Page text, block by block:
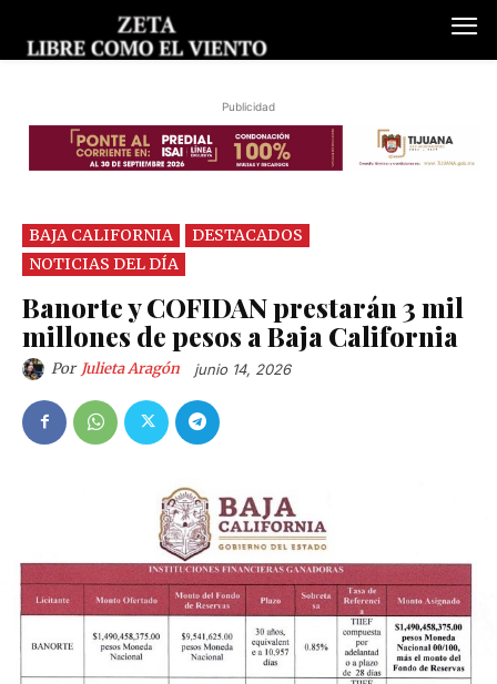
Publicidad
BAJA CALIFORNIA
DESTACADOS
NOTICIAS DEL DÍA
Banorte y COFIDAN prestarán 3 mil
millones de pesos a Baja California
Por Julieta Aragón junio 14, 2026